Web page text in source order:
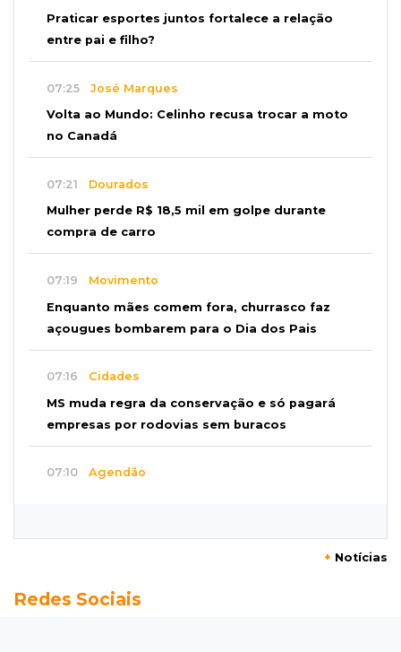
Praticar esportes juntos fortalece a relação
entre pai e filho?
07:25 José Marques
Volta ao Mundo: Celinho recusa trocar a moto
no Canadá
07:21 Dourados
Mulher perde R$ 18,5 mil em golpe durante
compra de carro
07:19 Movimento
Enquanto mães comem fora, churrasco faz
açougues bombarem para o Dia dos Pais
07:16 Cidades
MS muda regra da conservação e só pagará
empresas por rodovias sem buracos
07:10 Agendão
Sábado será de calor intenso e alerta de
+ Notícias
Redes Sociais